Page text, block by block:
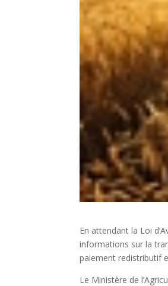
En attendant la Loi
informations sur la
paiement redistributif
Le Ministère de